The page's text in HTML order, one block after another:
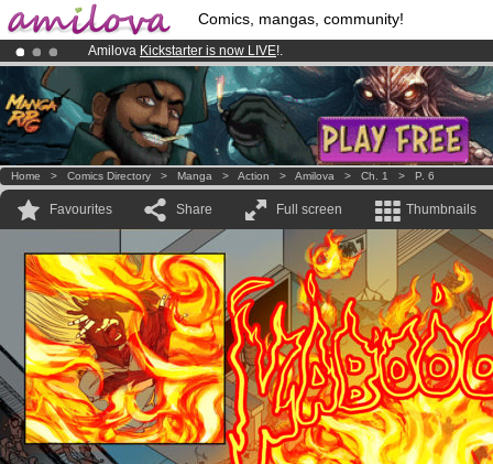
Comics, mangas, community!
Amilova Kickstarter is now LIVE!.
Already 134393membersand 1208comics & mangas!.
Premium membership from3.95 euros per month !Get membership
Home > Comics Directory > Manga > Action > Amilova > Ch. 1 > P. 6
Favourites Share Full screen Thumbnails